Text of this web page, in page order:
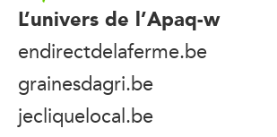
L’univers de l’Apaq-w
endirectdelaferme.be
grainesdagri.be
jecliquelocal.be